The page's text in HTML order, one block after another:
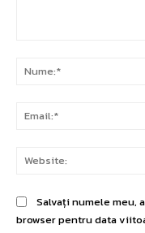
Salvați numele meu,
browser pentru data